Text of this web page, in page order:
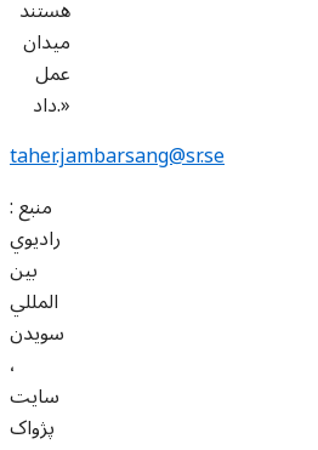
هستند
میدان
عمل
داد.»
taher.jambarsang@sr.se
منبع :
راديوي
بين
المللي
سويدن
،
سايت
پژواک